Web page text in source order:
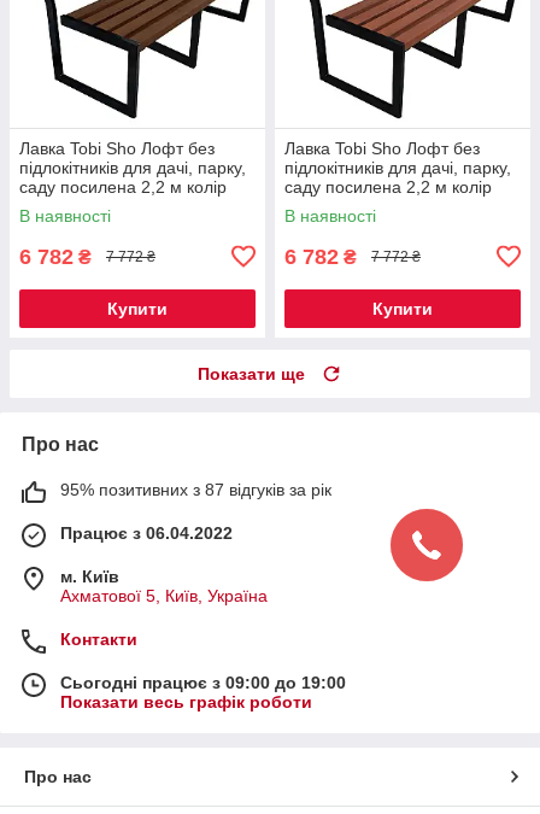
Лавка Tobi Sho Лофт без
підлокітників для дачі, парку,
саду посилена 2,2 м колір
горіх
В наявності
6 782 ₴ 7 772 ₴
Купити
Лавка Tobi Sho Лофт без
підлокітників для дачі, парку,
саду посилена 2,2 м колір
черешня
В наявності
6 782 ₴ 7 772 ₴
Купити
Показати ще
Про нас
95% позитивних з 87 відгуків за рік
Працює з 06.04.2022
м. Київ
Ахматової 5, Київ, Україна
Контакти
Сьогодні працює з 09:00 до 19:00
Показати весь графік роботи
Про нас